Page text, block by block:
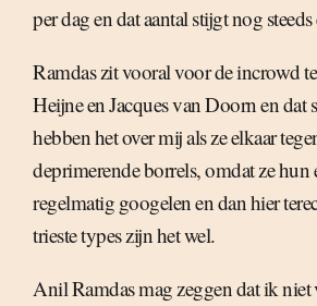
per dag en dat aantal stijgt nog
Ramdas zit vooral voor de incrowd
Heijne en Jacques van Doorn en dat
hebben het over mij als ze elkaar
deprimerende borrels, omdat ze hun
regelmatig googelen en dan hier
trieste types zijn het wel.
Anil Ramdas mag zeggen dat ik niet